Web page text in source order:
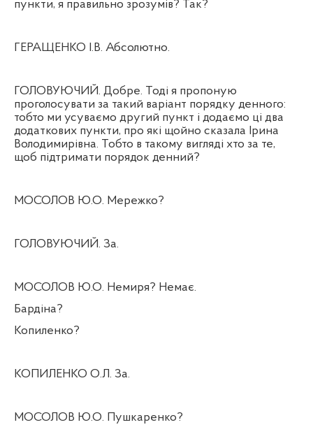
пункти, я правильно зрозумів? Так?
ГЕРАЩЕНКО І.В. Абсолютно.
ГОЛОВУЮЧИЙ. Добре. Тоді я пропоную
проголосувати за такий варіант порядку денного:
тобто ми усуваємо другий пункт і додаємо ці два
додаткових пункти, про які щойно сказала Ірина
Володимирівна. Тобто в такому вигляді хто за те,
щоб підтримати порядок денний?
МОСОЛОВ Ю.О. Мережко?
ГОЛОВУЮЧИЙ. За.
МОСОЛОВ Ю.О. Немиря? Немає.
Бардіна?
Копиленко?
КОПИЛЕНКО О.Л. За.
МОСОЛОВ Ю.О. Пушкаренко?